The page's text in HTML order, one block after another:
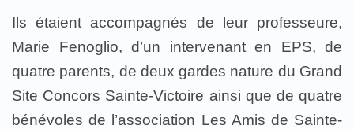
Ils étaient accompagnés de leur professeure,
Marie Fenoglio, d’un intervenant en EPS, de
quatre parents, de deux gardes nature du Grand
Site Concors Sainte-Victoire ainsi que de quatre
bénévoles de l’association Les Amis de Sainte-